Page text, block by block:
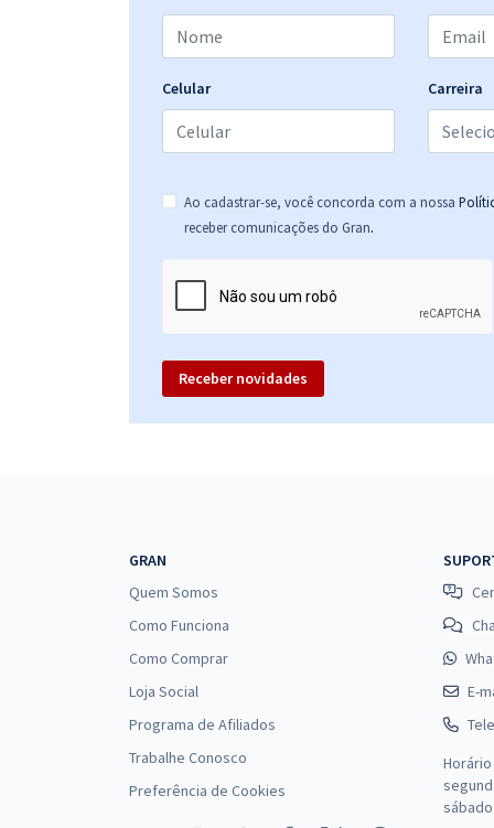
Celular Carreira
Ao cadastrar-se, você concorda com a nossa
receber comunicações do Gran.
Receber novidades
GRAN
Quem Somos
Como Funciona
Como Comprar
Loja Social
Programa de Afiliados
Trabalhe Conosco
Preferência de Cookies
E-
sábado